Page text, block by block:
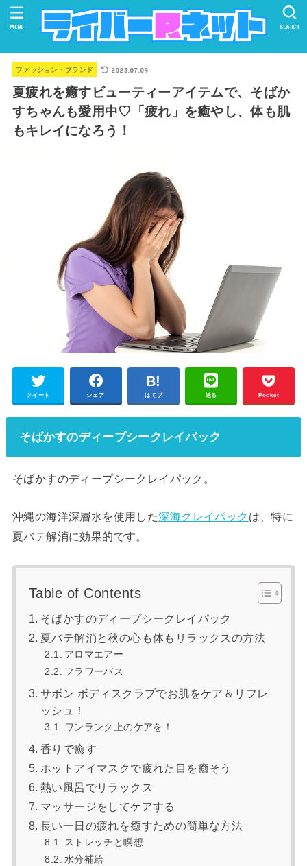
SEARCH
MENU
ファッション・ブランド 2023.07.09
夏疲れを癒すビューティーアイテムで、そばか
すちゃんも愛用中♡「疲れ」を癒やし、体も肌
もキレイになろう！
ツイート シェア はてブ 送る Pocket
そばかすのディープシークレイパック
そばかすのディープシークレイパック。
沖縄の海洋深層水を使用した深海クレイパック は、特に
夏バテ解消に効果的です。
Table of Contents
そばかすのディープシークレイパック
夏バテ解消と秋の心も体もリラックスの方法
アロマエアー
フラワーバス
サボン ボディスクラブでお肌をケア＆リフレ
ッシュ！
ワンランク上のケアを！
香りで癒す
ホットアイマスクで疲れた目を癒そう
熱い風呂でリラックス
マッサージをしてケアする
長い一日の疲れを癒すための簡単な方法
ストレッチと瞑想
水分補給